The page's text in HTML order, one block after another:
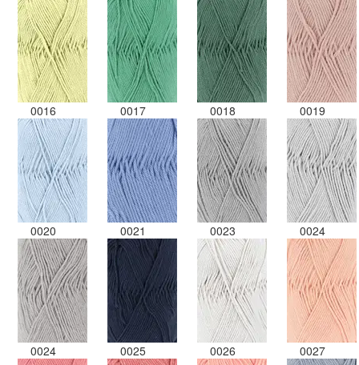
0016 0017 0018 0019
0020 0021 0023 0024
0024 0025 0026 0027